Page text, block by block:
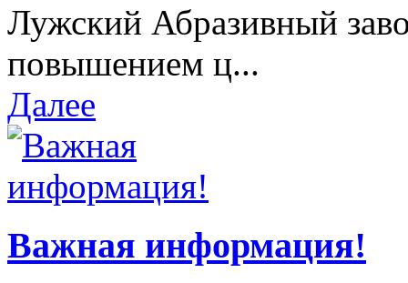
Лужский Абразивный
повышением ц...
Далее
Важная информация!